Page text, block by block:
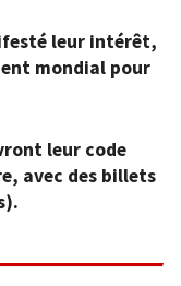
leur intérêt,
mondial pour
leur code
avec des billets